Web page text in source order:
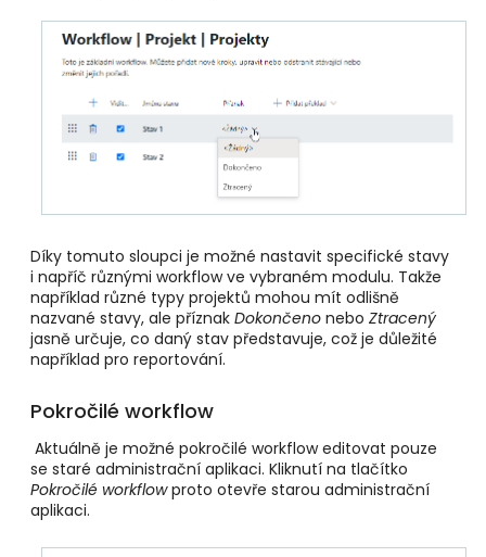
Díky tomuto sloupci je možné nastavit specifické stavy
i napříč různými workflow ve vybraném modulu. Takže
například různé typy projektů mohou mít odlišně
nazvané stavy, ale příznak Dokončeno nebo Ztracený
jasně určuje, co daný stav představuje, což je důležité
například pro reportování.
Pokročilé workflow
Aktuálně je možné pokročilé workflow editovat pouze
se staré administrační aplikaci. Kliknutí na tlačítko
Pokročilé workflowproto otevře starou administrační
aplikaci.